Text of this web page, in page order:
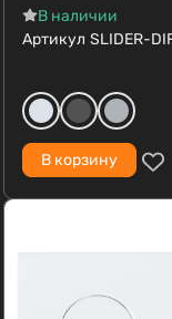
В наличии
Артикул SLIDER-
В корзину